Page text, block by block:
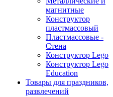
магнитные
Конструктор
пластмассовый
Пластмассовые -
Стена
Конструктор Lego
Конструктор Lego
Education
Товары для праздников,
развлечений